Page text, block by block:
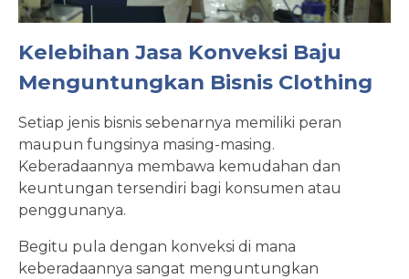
Kelebihan Jasa Konveksi Baju
Menguntungkan Bisnis Clothing
Setiap jenis bisnis sebenarnya memiliki peran
maupun fungsinya masing-masing.
Keberadaannya membawa kemudahan dan
keuntungan tersendiri bagi konsumen atau
penggunanya.
Begitu pula dengan konveksi di mana
keberadaannya sangat menguntungkan